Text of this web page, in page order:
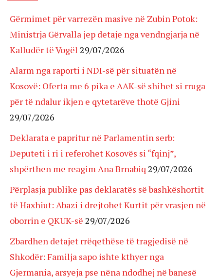
Gërmimet për varrezën masive në Zubin Potok:
Ministrja Gërvalla jep detaje nga vendngjarja në
Kalludër të Vogël 29/07/2026
Alarm nga raporti i NDI-së për situatën në
Kosovë: Oferta me 6 pika e AAK-së shihet si rruga
për të ndalur ikjen e qytetarëve thotë Gjini
29/07/2026
Deklarata e papritur në Parlamentin serb:
Deputeti i ri i referohet Kosovës si “fqinj”,
shpërthen me reagim Ana Brnabiq 29/07/2026
Përplasja publike pas deklaratës së bashkëshortit
të Haxhiut: Abazi i drejtohet Kurtit për vrasjen në
oborrin e QKUK-së 29/07/2026
Zbardhen detajet rrëqethëse të tragjedisë në
Shkodër: Familja sapo ishte kthyer nga
Gjermania, arsyeja pse nëna ndodhej në banesë